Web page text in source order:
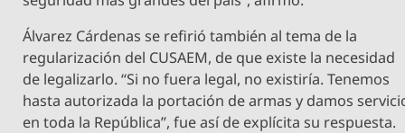
Álvarez Cárdenas se refirió también al tema de la
regularización del CUSAEM, de que existe la necesidad
de legalizarlo. “Si no fuera legal, no existiría. Tenemos
hasta autorizada la portación de armas y damos
en toda la República”, fue así de explícita su respuesta.